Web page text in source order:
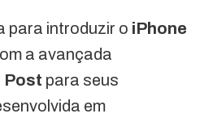
para introduzir o iPhone
a avançada
Post para seus
em